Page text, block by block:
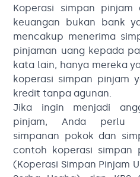
Koperasi simpan
keuangan bukan bank
mencakup menerima
pinjaman uang kepada
kata lain, hanya mereka
koperasi simpan pinjam
kredit tanpa agunan.
Jika ingin menjadi
pinjam, Anda perlu
simpanan pokok dan
contoh koperasi simpan
(Koperasi Simpan Pinjam